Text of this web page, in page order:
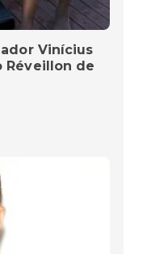
Vinícius
Réveillon de